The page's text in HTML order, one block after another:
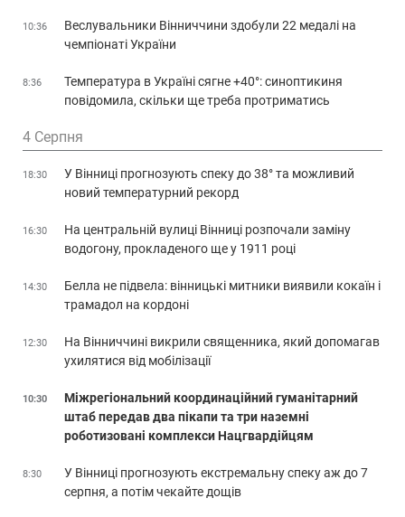
10:36
Веслувальники Вінниччини здобули 22 медалі на
чемпіонаті України
8:36
Температура в Україні сягне +40°: синоптикиня
повідомила, скільки ще треба протриматись
4 Серпня
18:30
У Вінниці прогнозують спеку до 38° та можливий
новий температурний рекорд
16:30
На центральній вулиці Вінниці розпочали заміну
водогону, прокладеного ще у 1911 році
14:30
Белла не підвела: вінницькі митники виявили кокаїн і
трамадол на кордоні
12:30
На Вінниччині викрили священника, який допомагав
ухилятися від мобілізації
10:30
Міжрегіональний координаційний гуманітарний
штаб передав два пікапи та три наземні
роботизовані комплекси Нацгвардійцям
8:30
У Вінниці прогнозують екстремальну спеку аж до 7
серпня, а потім чекайте дощів